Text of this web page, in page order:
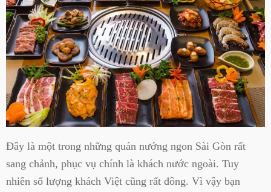
Đây là một trong những quán nướng ngon Sài Gòn rất
sang chảnh, phục vụ chính là khách nước ngoài. Tuy
nhiên số lượng khách Việt cũng rất đông. Vì vậy bạn